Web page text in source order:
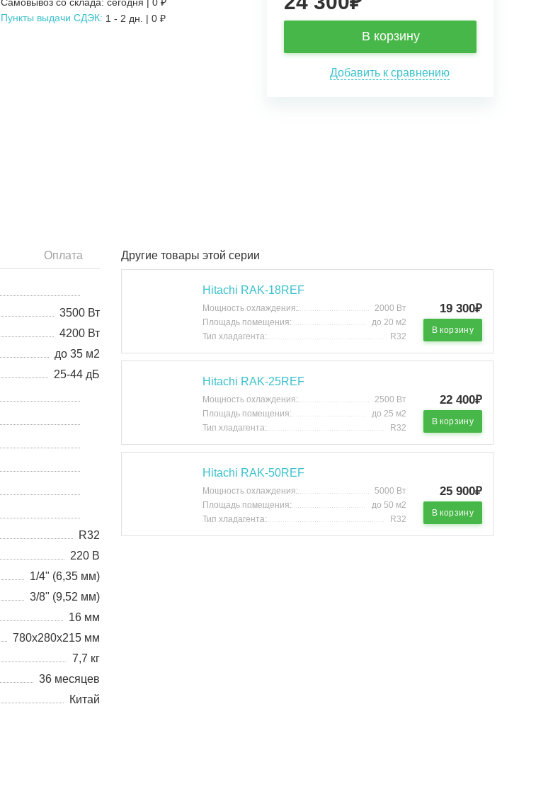
Пункты выдачи СДЭК: 1 - 2 дн. | 0 ₽
В корзину
Добавить к сравнению
Оплата
3500 Вт
4200 Вт
до 35 м2
25-44 дБ
R32
220 В
1/4" (6,35 мм)
3/8" (9,52 мм)
16 мм
780х280х215 мм
7,7 кг
36 месяцев
Китай
Другие товары этой серии
Hitachi RAK-18REF
Мощность охлаждения:
2000 Вт
Площадь помещения:
до 20 м2
Тип хладагента:
R32
19 300₽
В корзину
Hitachi RAK-25REF
Мощность охлаждения:
2500 Вт
Площадь помещения:
до 25 м2
Тип хладагента:
R32
22 400₽
В корзину
Hitachi RAK-50REF
Мощность охлаждения:
5000 Вт
Площадь помещения:
до 50 м2
Тип хладагента:
R32
25 900₽
В корзину